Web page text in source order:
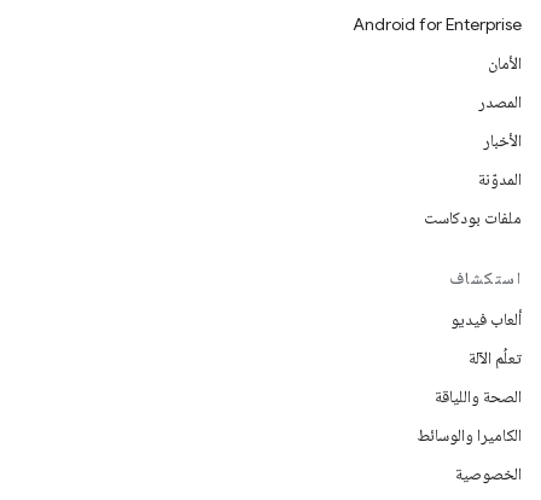
Android for Enterprise
الأمان
المصدر
الأخبار
المدوّنة
ملفات بودكاست
استكشاف
ألعاب فيديو
تعلُم الآلة
الصحة واللياقة
الكاميرا والوسائط
الخصوصية